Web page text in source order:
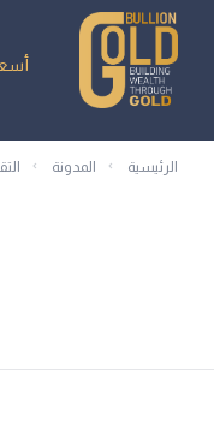
الرئيسية المدونة